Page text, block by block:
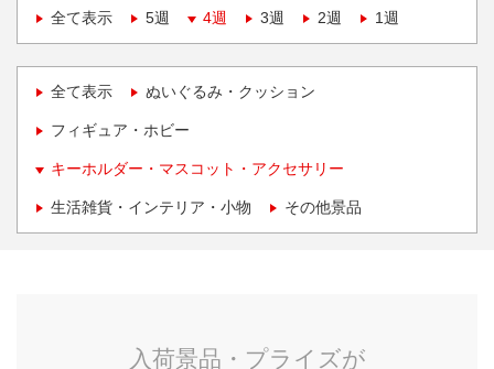
全て表示
5週 4週 3週 2週 1週
全て表示 ぬいぐるみ・クッション
フィギュア・ホビー
キーホルダー・マスコット・アクセサリー
生活雑貨・インテリア・小物 その他景品